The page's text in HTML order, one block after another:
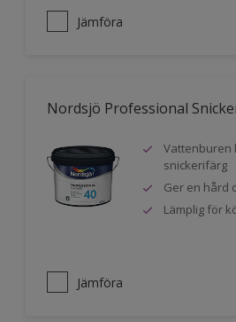
Jämföra
Nordsjö Professional
Vattenburen
snickerifärg
Ger en hård
Lämplig för
Jämföra